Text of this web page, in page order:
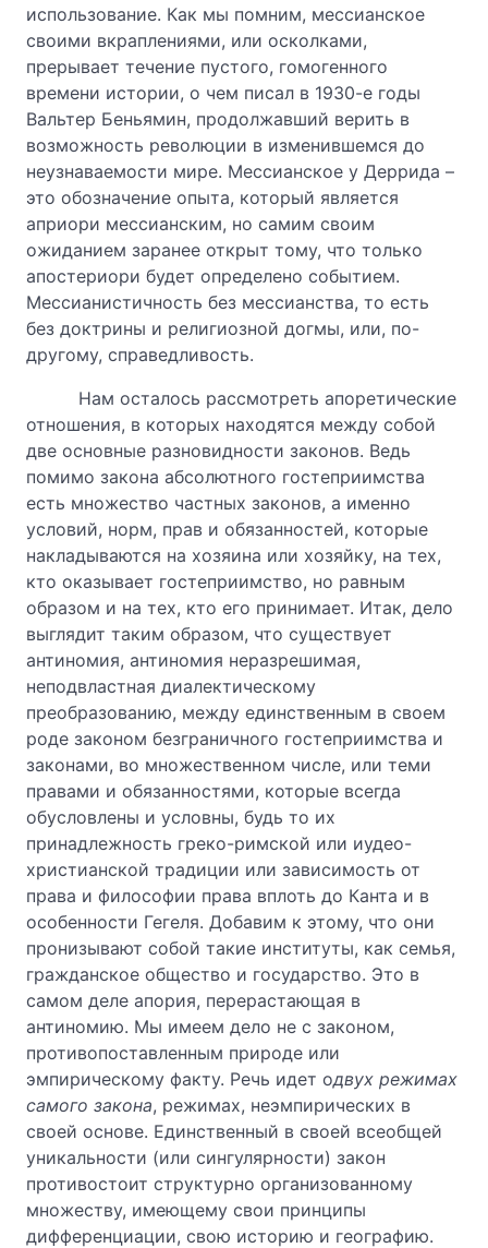
использование. Как мы помним, мессианское
своими вкраплениями, или осколками,
прерывает течение пустого, гомогенного
времени истории, о чем писал в 1930-е годы
Вальтер Беньямин, продолжавший верить в
возможность революции в изменившемся до
неузнаваемости мире. Мессианское у Деррида –
это обозначение опыта, который является
априори мессианским, но самим своим
ожиданием заранее открыт тому, что только
апостериори будет определено событием.
Мессианистичность без мессианства, то есть
без доктрины и религиозной догмы, или, по-
другому, справедливость.
Нам осталось рассмотреть апоретические
отношения, в которых находятся между собой
две основные разновидности законов. Ведь
помимо закона абсолютного гостеприимства
есть множество частных законов, а именно
условий, норм, прав и обязанностей, которые
накладываются на хозяина или хозяйку, на тех,
кто оказывает гостеприимство, но равным
образом и на тех, кто его принимает. Итак, дело
выглядит таким образом, что существует
антиномия, антиномия неразрешимая,
неподвластная диалектическому
преобразованию, между единственным в своем
роде законом безграничного гостеприимства и
законами, во множественном числе, или теми
правами и обязанностями, которые всегда
обусловлены и условны, будь то их
принадлежность греко-римской или иудео-
христианской традиции или зависимость от
права и философии права вплоть до Канта и в
особенности Гегеля. Добавим к этому, что они
пронизывают собой такие институты, как семья,
гражданское общество и государство. Это в
самом деле апория, перерастающая в
антиномию. Мы имеем дело не с законом,
противопоставленным природе или
эмпирическому факту. Речь идет одвух режимах
самого закона, режимах, неэмпирических в
своей основе. Единственный в своей всеобщей
уникальности (или сингулярности) закон
противостоит структурно организованному
множеству, имеющему свои принципы
дифференциации, свою историю и географию.